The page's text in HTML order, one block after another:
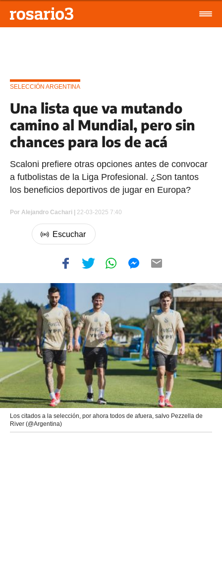
SELECCIÓN ARGENTINA
Una lista que va mutando
camino al Mundial, pero sin
chances para los de acá
Scaloni prefiere otras opciones antes de convocar
a futbolistas de la Liga Profesional. ¿Son tantos
los beneficios deportivos de jugar en Europa?
Por Alejandro Cachari 22-03-2025 7:40
Los citados a la selección, por ahora todos de afuera, salvo Pezzella de
River (@Argentina)